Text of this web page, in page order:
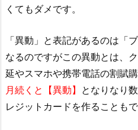
くてもダメです。
「異動」と表記があるのは「
なるのですがこの異動とは、
延やスマホや携帯電話の割賦
月続くと【異動】 となりなり
レジットカードを作ることも